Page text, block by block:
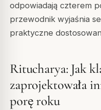
odpowiadają czterem
przewodnik wyjaśnia
praktyczne
Ritucharya: Jak
zaprojektowała
porę roku